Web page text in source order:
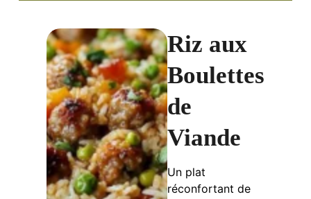
de
Viande
Un plat
réconfortant de
riz et de boulettes
de viande dans
une sauce tomate
savoureuse,